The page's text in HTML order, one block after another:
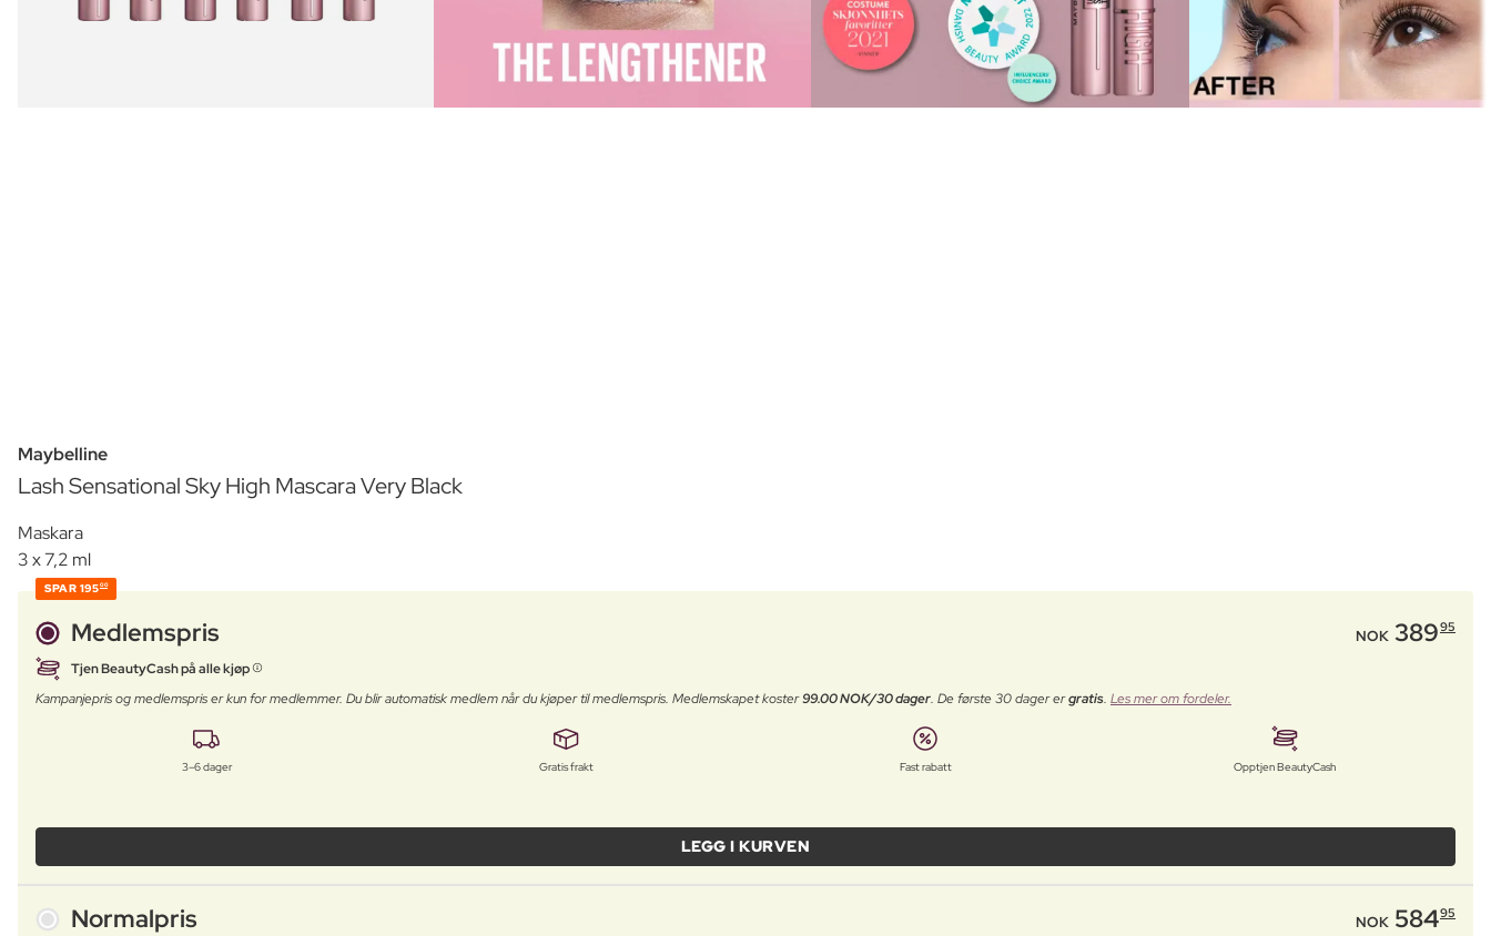
Maybelline
Lash Sensational Sky High Mascara Very Black
Maskara
3 x 7,2 ml
SPAR 19500
Medlemspris NOK 38995
Tjen BeautyCash på alle kjøp
Kampanjepris og medlemspris er kun for medlemmer. Du blir automatisk medlem når du kjøper til medlemspris. Medlemskapet koster99.00 NOK/30 dager. De første 30 dager ergratis. Les mer om fordeler.
3–6 dager Gratis frakt Fast rabatt Opptjen BeautyCash
LEGG I KURVEN
Normalpris NOK 58495